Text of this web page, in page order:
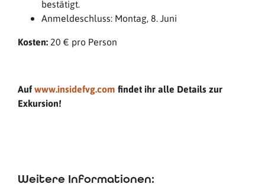
bestätigt.
Anmeldeschluss: Montag, 8. Juni
Kosten:20 € pro Person
Aufwww.insidefvg.com findet ihr alle Details zur
Exkursion!
Weitere Informationen: